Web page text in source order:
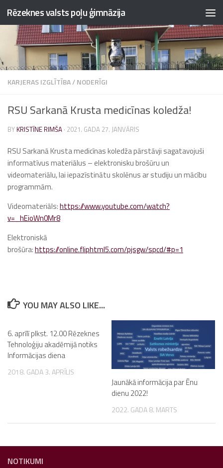
Skip to content
Rēzeknes valsts poļu ģimnāzija
KARJERAS IZGLĪTĪBA/NODERĪGI
RSU Sarkanā Krusta medicīnas koledža!
BY KRISTĪNE RIMŠA · 2021. GADA 27. JANVĀRIS
RSU Sarkanā Krusta medicīnas koledža pārstāvji sagatavojuši
informatīvus materiālus – elektronisku brošūru un
videomateriālu, lai iepazīstinātu skolēnus ar studiju un mācību
programmām.
Videomateriāls:https://www.youtube.com/watch?
v=_hEioWn0Mr8
Elektroniskā
brošūra:https://online.fliphtml5.com/pjsgw/spcd/#p=1
YOU MAY ALSO LIKE...
6. aprīlī plkst. 12.00 Rēzeknes
Tehnoloģiju akadēmijā notiks
Informācijas diena
2018. GADA 3. APRĪLIS
Jaunākā informācija par Ēnu
dienu 2022!
2022. GADA 8. MARTS
NOTIKUMI